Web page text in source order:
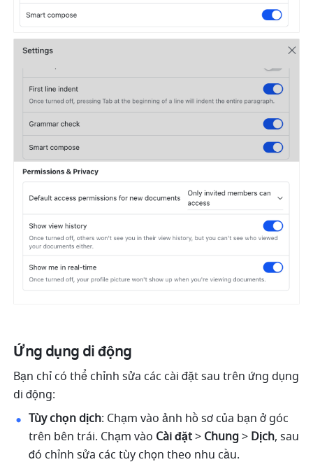
Ứng dụng di động
Bạn chỉ có thể chỉnh sửa các cài đặt sau trên ứng dụng
di động:
Tùy chọn dịch: Chạm vào ảnh hồ sơ của bạn ở góc
trên bên trái. Chạm vào Cài đặt > Chung > Dịch, sau
đó chỉnh sửa các tùy chọn theo nhu cầu.